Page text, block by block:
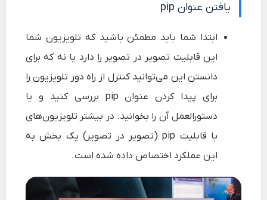
یافتن عنوان pip
ابتدا شما باید مطمئن باشید که تلویزیون شما
این قابلیت تصویر در تصویر را دارد یا نه که برای
دانستن این می‌توانید کنترل از راه دور تلویزیون را
برای پیدا کردن عنوان pip بررسی کنید و یا
دستورالعمل آن را بخوانید. در بیشتر تلویزیون‌های
با قابلیت pip (تصویر در تصویر) یک بخش به
این عملکرد اختصاص داده شده است.